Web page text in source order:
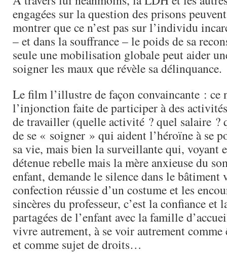
engagées sur la question des prisons
montrer que ce n’est pas sur l’individu
– et dans la souffrance – le poids de sa
seule une mobilisation globale peut aider
soigner les maux que révèle sa délinquance.
Le film l’illustre de façon convaincante : ce
l’injonction faite de participer à des
de travailler (quelle activité ? quel salaire ?
de se « soigner » qui aident l’héroïne à se
sa vie, mais bien la surveillante qui, voyant
détenue rebelle mais la mère anxieuse du
enfant, demande le silence dans le bâtiment
confection réussie d’un costume et les
sincères du professeur, c’est la confiance et
partagées de l’enfant avec la famille
vivre autrement, à se voir autrement comme
et comme sujet de droits…